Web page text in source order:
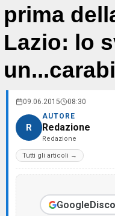
prima
Lazio: lo
09.06.2015 08:30
R
AUTORE
Redazione
Redazione
Tutti gli articoli →
Google